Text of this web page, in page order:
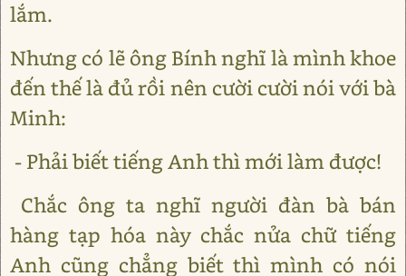
lắm.
Nhưng có lẽ ông Bính nghĩ là mình khoe
đến thế là đủ rồi nên cười cười nói với bà
Minh:
- Phải biết tiếng Anh thì mới làm được!
Chắc ông ta nghĩ người đàn bà bán
hàng tạp hóa này chắc nửa chữ tiếng
Anh cũng chẳng biết thì mình có nói